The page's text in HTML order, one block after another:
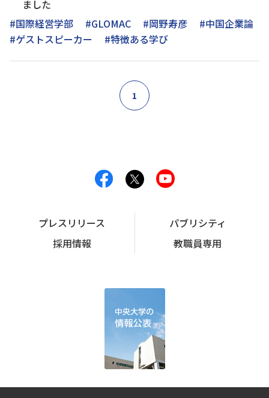
ました
#国際経営学部
#GLOMAC #岡野寿彦
#中国企業論
#ゲストスピーカー
#特徴ある学び
1
プレスリリース
パブリシティ
採用情報
教職員専用